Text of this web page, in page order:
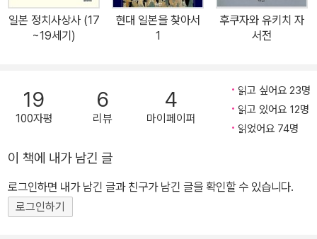
아가 가깝고도 먼 나라 일본에 대한 인식의 지평이 넓어지기를 기대
한다. 일본사, 이제 지도로 읽는다! 일본사 책을 펼치면 수많은 지명이
우가 많다. 더구나 일본의 역사를 줄줄 꿰고 있는 이들조차 각 시대의
세력 범위가 어느 정도였고 서로 어떤 차이와 변화 과정이 있는지 감
을 잡지 못한다. 물론 보통의 일본사 책에도 일본사 관련 지도가 들어
사를 공간적으로 인식하는 데 많은 한계가 있다. 『아틀라스 일본사』
는 텍스트에 나오는 지명, 현상, 사건의 진행 상황을 지도에 투영시키
되, 텍스트와 지도를 유기적으로 결합시켰다. 이 책을 통해 그동안 시
일본 정치사상사 (17
~19세기)
현대 일본을 찾아서
1
후쿠자와 유키치 자
서전
19
100자평
6
리뷰
4
마이페이퍼
읽고 싶어요 23명
읽고 있어요 12명
읽었어요 74명
이 책에 내가 남긴 글
로그인하면 내가 남긴 글과 친구가 남긴 글을 확인할 수 있습니다.
로그인하기